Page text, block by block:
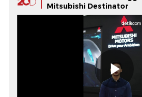
Mitsubishi Destinator